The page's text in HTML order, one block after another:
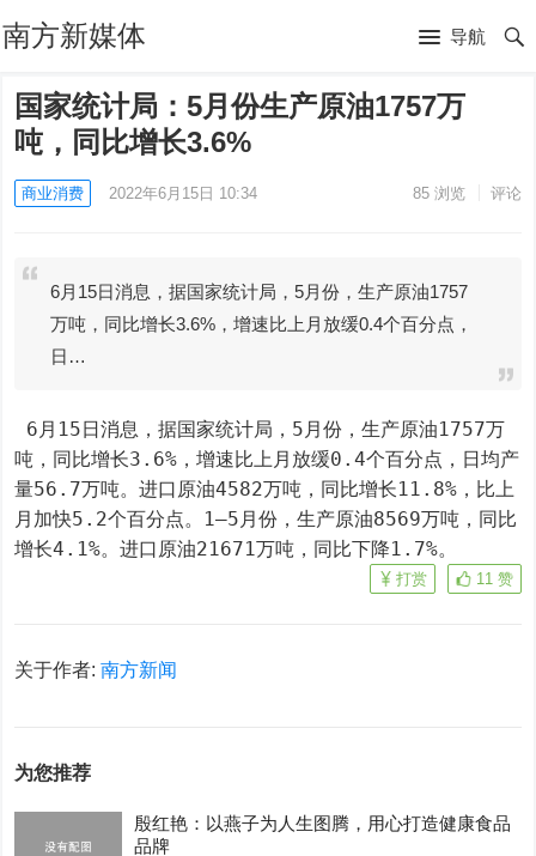
南方新媒体 导航
国家统计局：5月份生产原油1757万
吨，同比增长3.6%
商业消费 2022年6月15日 10:34 85浏览 评论
6月15日消息，据国家统计局，5月份，生产原油1757
万吨，同比增长3.6%，增速比上月放缓0.4个百分点，
日…
吨，同比增长3.6%，增速比上月放缓0.4个百分点，日均产
量56.7万吨。进口原油4582万吨，同比增长11.8%，比上
月加快5.2个百分点。1—5月份，生产原油8569万吨，同比
增长4.1%。进口原油21671万吨，同比下降1.7%。
11 赞
打赏
关于作者:南方新闻
为您推荐
殷红艳：以燕子为人生图腾，用心打造健康食品
品牌